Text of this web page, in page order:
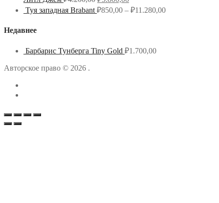
Туя западная Brabant ₽850,00 – ₽11.280,00
Недавнее
Барбарис Тунберга Tiny Gold ₽1.700,00
Авторское право © 2026 .